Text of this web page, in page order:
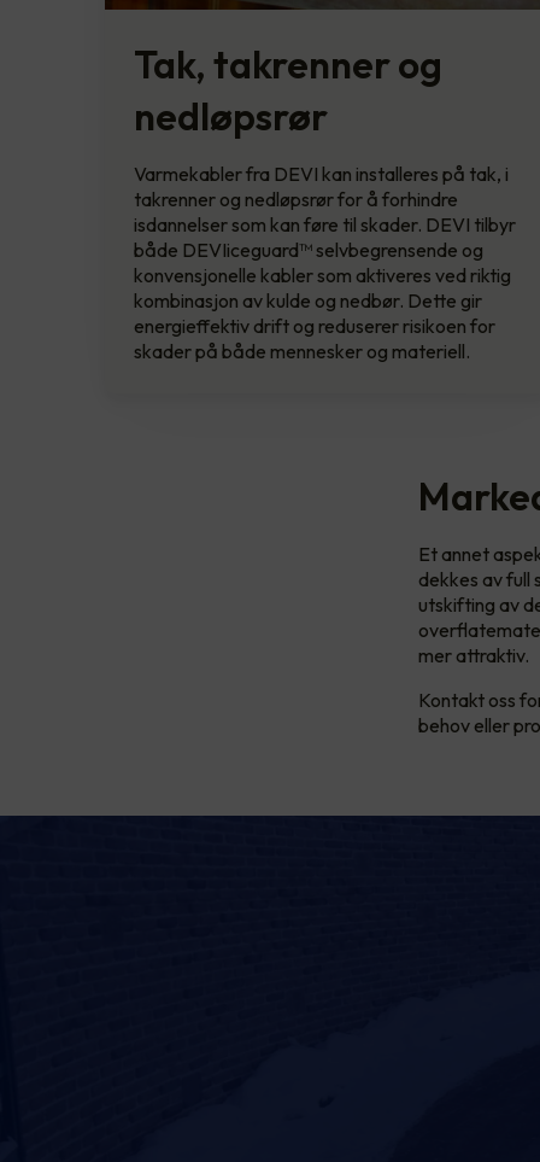
Tak, takrenner og
nedløpsrør
Varmekabler fra DEVI kan installeres på tak, i
takrenner og nedløpsrør for å forhindre
isdannelser som kan føre til skader. DEVI tilbyr
både DEVIiceguard™ selvbegrensende og
konvensjonelle kabler som aktiveres ved riktig
kombinasjon av kulde og nedbør. Dette gir
energieffektiv drift og reduserer risikoen for
skader på både mennesker og materiell.
Et annet
dekkes av full
utskifting av
mer attraktiv.
Kontakt oss
behov eller